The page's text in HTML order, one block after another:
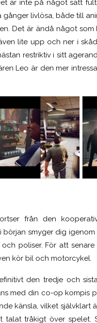
är inte på något sätt
livlösa, både till
Det är ändå något som
lite upp och ner i
restriktiv i sitt
Leo är den mer
från den
smyger dig igenom
poliser. För att
kör bil och motorcykel.
den tredje och
med din co-op kompis
känsla, vilket självklart
tråkigt över spelet.